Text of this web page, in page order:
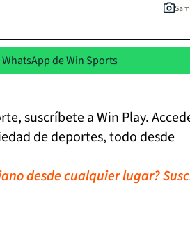
de Win Sports
suscríbete a Win Play.
de deportes, todo desde
desde cualquier lugar?